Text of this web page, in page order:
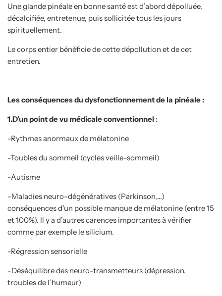
Une glande pinéale en bonne santé est d’abord dépolluée,
décalcifiée, entretenue, puis sollicitée tous les jours
spirituellement.
Le corps entier bénéficie de cette dépollution et de cet
entretien.
Les conséquences du dysfonctionnement de la pinéale :
1.D’un point de vu médicale conventionnel :
-Rythmes anormaux de mélatonine
-Toubles du sommeil (cycles veille-sommeil)
-Autisme
-Maladies neuro-dégénératives (Parkinson,…)
conséquences d’un possible manque de mélatonine (entre 15
et 100%). Il y a d’autres carences importantes à vérifier
comme par exemple le silicium.
-Régression sensorielle
-Déséquilibre des neuro-transmetteurs (dépression,
troubles de l’humeur)